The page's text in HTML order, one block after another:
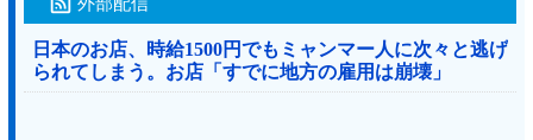
日本のお店、時給1500円でもミャンマー人に次々と逃げ
られてしまう。お店「すでに地方の雇用は崩壊」